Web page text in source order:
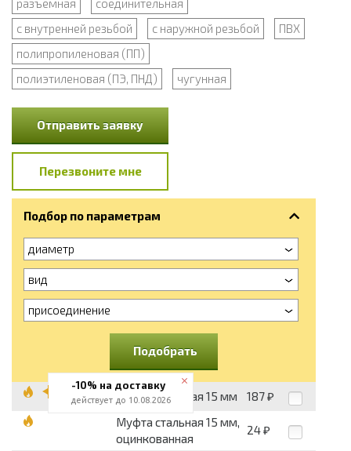
разъемная
соединительная
с внутренней резьбой
с наружной резьбой
ПВХ
полипропиленовая (ПП)
полиэтиленовая (ПЭ, ПНД)
чугунная
Отправить заявку
Перезвоните мне
Подбор по параметрам
диаметр
вид
присоединение
Подобрать
Муфта стальная 15 мм 187 ₽
Муфта стальная 15 мм,
оцинкованная
24 ₽
-10% на доставку
действует до 10.08.2026